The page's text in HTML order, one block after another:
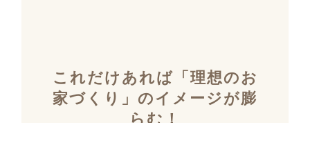
これだけあれば「理想のお
家づくり」のイメージが膨
らむ！